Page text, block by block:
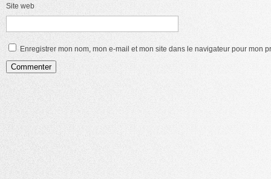
Site web
Enregistrer mon nom, mon e-mail et mon site dans le navigateur pour mon